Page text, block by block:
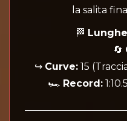
la salita
🏁
🔄
↪️ Curve:15
🏎️ Record: